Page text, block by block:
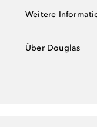
Weitere
Über Douglas